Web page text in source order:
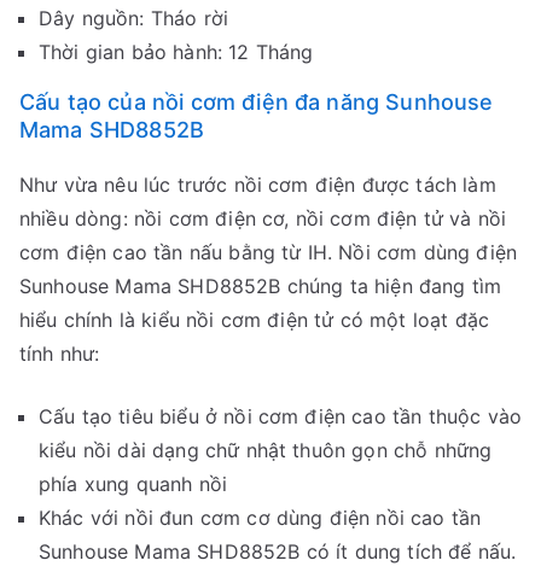
Dây nguồn: Tháo rời
Thời gian bảo hành: 12 Tháng
Cấu tạo của nồi cơm điện đa năng Sunhouse
Mama SHD8852B
Như vừa nêu lúc trước nồi cơm điện được tách làm
nhiều dòng: nồi cơm điện cơ, nồi cơm điện tử và nồi
cơm điện cao tần nấu bằng từ IH. Nồi cơm dùng điện
Sunhouse Mama SHD8852B chúng ta hiện đang tìm
hiểu chính là kiểu nồi cơm điện tử có một loạt đặc
tính như:
Cấu tạo tiêu biểu ở nồi cơm điện cao tần thuộc vào
kiểu nồi dài dạng chữ nhật thuôn gọn chỗ những
phía xung quanh nồi
Khác với nồi đun cơm cơ dùng điện nồi cao tần
Sunhouse Mama SHD8852B có ít dung tích để nấu.